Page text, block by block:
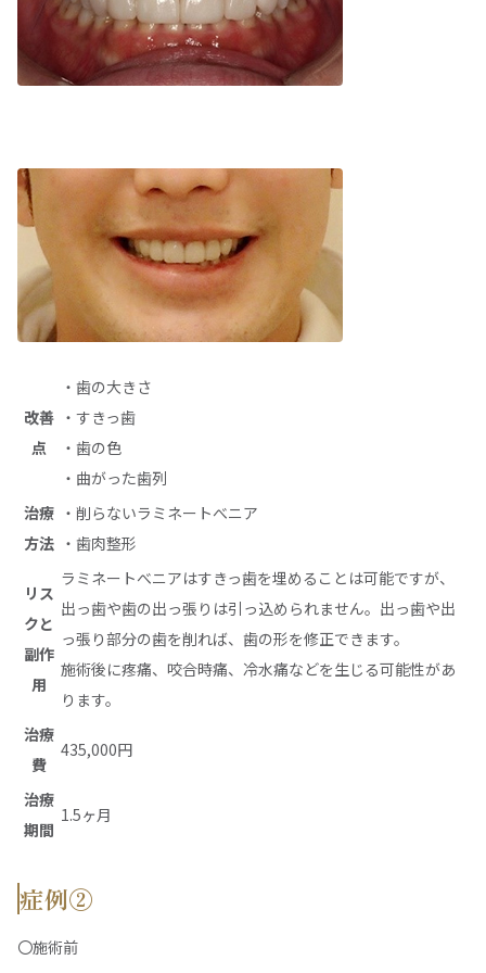
改善
点
・歯の大きさ
・すきっ歯
・歯の色
・曲がった歯列
治療
方法
・削らないラミネートべニア
・歯肉整形
リス
クと
副作
用
ラミネートべニアはすきっ歯を埋めることは可能ですが、
出っ歯や歯の出っ張りは引っ込められません。出っ歯や出
っ張り部分の歯を削れば、歯の形を修正できます。
施術後に疼痛、咬合時痛、冷水痛などを生じる可能性があ
ります。
治療
費
435,000円
治療
期間
1.5ヶ月
症例②
〇施術前